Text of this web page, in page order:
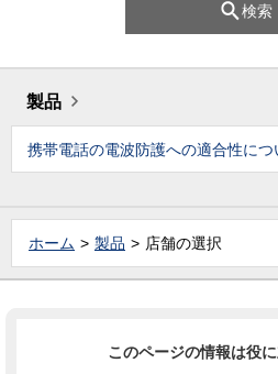
検索
製品
携帯電話の電波防護への適合性につ
ホーム 製品 店舗の選択
このページの情報は役